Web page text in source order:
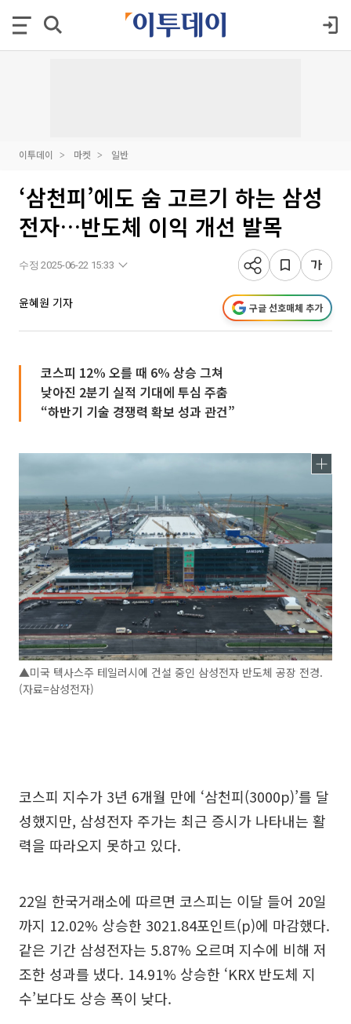
이투데이 마켓 일반
‘삼천피’에도 숨 고르기 하는 삼성
전자…반도체 이익 개선 발목
수정 2025-06-22 15:33
윤혜원 기자 구글 선호매체 추가
코스피 12% 오를 때 6% 상승 그쳐
낮아진 2분기 실적 기대에 투심 주춤
“하반기 기술 경쟁력 확보 성과 관건”
▲미국 텍사스주 테일러시에 건설 중인 삼성전자 반도체 공장 전경.
(자료=삼성전자)
코스피 지수가 3년 6개월 만에 ‘삼천피(3000p)’를 달
성했지만, 삼성전자 주가는 최근 증시가 나타내는 활
력을 따라오지 못하고 있다.
22일 한국거래소에 따르면 코스피는 이달 들어 20일
까지 12.02% 상승한 3021.84포인트(p)에 마감했다.
같은 기간 삼성전자는 5.87% 오르며 지수에 비해 저
조한 성과를 냈다. 14.91% 상승한 ‘KRX 반도체 지
수’보다도 상승 폭이 낮다.